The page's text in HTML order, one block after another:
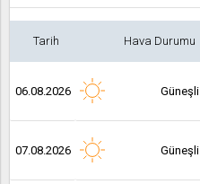
Tarih Hava Durumu
06.08.2026 Güneşli
07.08.2026 Güneşli